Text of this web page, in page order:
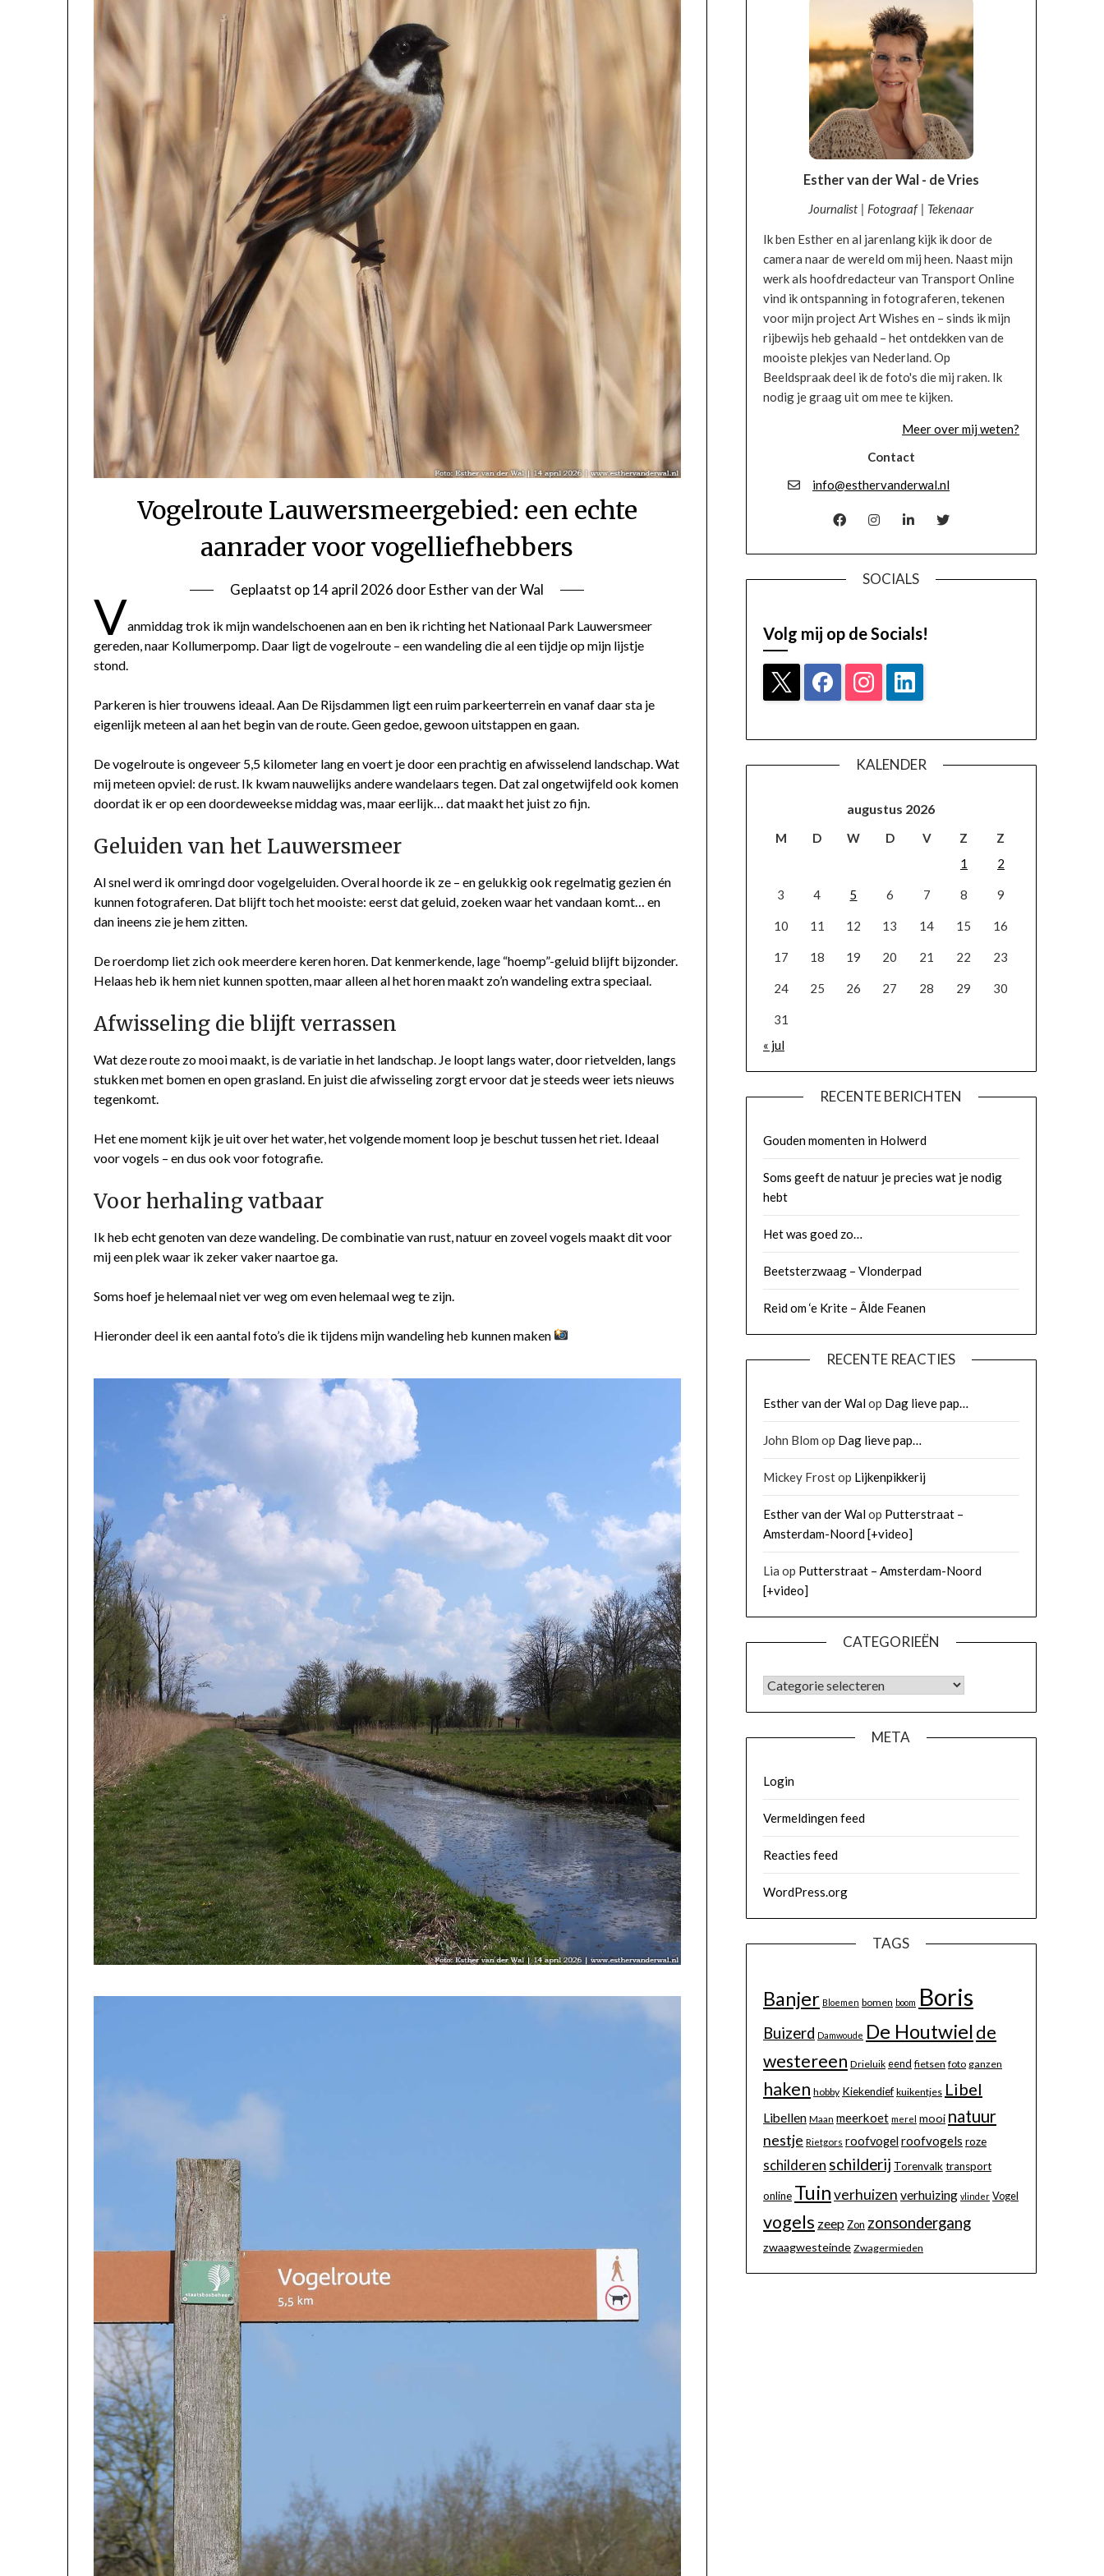
Vogelroute Lauwersmeergebied: een echte
aanrader voor vogelliefhebbers
Geplaatst op14 april 2026 doorEsther van der Wal
Vanmiddag trok ik mijn wandelschoenen aan en ben ik richting het Nationaal Park Lauwersmeer
gereden, naar Kollumerpomp. Daar ligt de vogelroute – een wandeling die al een tijdje op mijn lijstje
stond.
Parkeren is hier trouwens ideaal. Aan De Rijsdammen ligt een ruim parkeerterrein en vanaf daar sta je
eigenlijk meteen al aan het begin van de route. Geen gedoe, gewoon uitstappen en gaan.
De vogelroute is ongeveer 5,5 kilometer lang en voert je door een prachtig en afwisselend landschap. Wat
mij meteen opviel: de rust. Ik kwam nauwelijks andere wandelaars tegen. Dat zal ongetwijfeld ook komen
doordat ik er op een doordeweekse middag was, maar eerlijk… dat maakt het juist zo fijn.
Geluiden van het Lauwersmeer
Al snel werd ik omringd door vogelgeluiden. Overal hoorde ik ze – en gelukkig ook regelmatig gezien én
kunnen fotograferen. Dat blijft toch het mooiste: eerst dat geluid, zoeken waar het vandaan komt… en
dan ineens zie je hem zitten.
De roerdomp liet zich ook meerdere keren horen. Dat kenmerkende, lage “hoemp”-geluid blijft bijzonder.
Helaas heb ik hem niet kunnen spotten, maar alleen al het horen maakt zo’n wandeling extra speciaal.
Afwisseling die blijft verrassen
Wat deze route zo mooi maakt, is de variatie in het landschap. Je loopt langs water, door rietvelden, langs
stukken met bomen en open grasland. En juist die afwisseling zorgt ervoor dat je steeds weer iets nieuws
tegenkomt.
Het ene moment kijk je uit over het water, het volgende moment loop je beschut tussen het riet. Ideaal
voor vogels – en dus ook voor fotografie.
Voor herhaling vatbaar
Ik heb echt genoten van deze wandeling. De combinatie van rust, natuur en zoveel vogels maakt dit voor
mij een plek waar ik zeker vaker naartoe ga.
Soms hoef je helemaal niet ver weg om even helemaal weg te zijn.
Hieronder deel ik een aantal foto’s die ik tijdens mijn wandeling heb kunnen maken
Esther van der Wal - de Vries
Journalist | Fotograaf | Tekenaar
Ik ben Esther en al jarenlang kijk ik door de
camera naar de wereld om mij heen. Naast mijn
werk als hoofdredacteur van Transport Online
vind ik ontspanning in fotograferen, tekenen
voor mijn project Art Wishes en – sinds ik mijn
rijbewijs heb gehaald – het ontdekken van de
mooiste plekjes van Nederland. Op
Beeldspraak deel ik de foto's die mij raken. Ik
nodig je graag uit om mee te kijken.
Meer over mij weten?
Contact
info@esthervanderwal.nl
SOCIALS
Volg mij op de Socials!
KALENDER
augustus 2026
M D W D V Z
Z
1
2
3 4 5 6 7 8 9
10 11 12 13 14 15 16
17 18 19 20 21 22 23
24 25 26 27 28 29 30
31
« jul
RECENTE BERICHTEN
Gouden momenten in Holwerd
Soms geeft de natuur je precies wat je nodig
hebt
Het was goed zo…
Beetsterzwaag – Vlonderpad
Reid om ‘e Krite – Âlde Feanen
RECENTE REACTIES
Esther van der Walop Dag lieve pap…
John Blom op Dag lieve pap…
Mickey Frostop Lijkenpikkerij
Esther van der Walop Putterstraat –
Amsterdam-Noord [+video]
Lia op Putterstraat – Amsterdam-Noord
[+video]
CATEGORIEËN
META
Login
Vermeldingen feed
Reacties feed
WordPress.org
TAGS
Banjer Bloemen bomen boom Boris
Buizerd Damwoude De Houtwielde
westereen Drieluik eend fietsen foto ganzen
haken hobby Kiekendief kuikentjes Libel
Libellen Maan meerkoet merel mooi natuur
nestje Rietgors roofvogel roofvogels roze
schilderen schilderij Torenvalktransport
online Tuinverhuizen verhuizing vlinder Vogel
vogels zeep Zon zonsondergang
zwaagwesteinde Zwagermieden